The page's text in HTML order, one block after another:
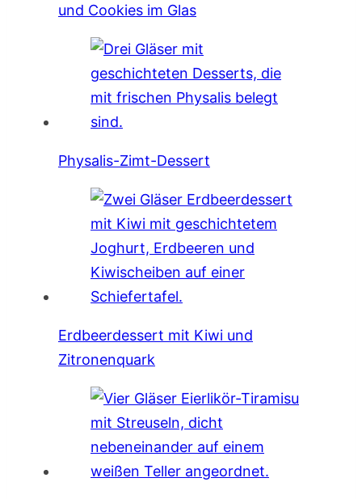
und Cookies im Glas
Physalis-Zimt-Dessert
Erdbeerdessert mit Kiwi und
Zitronenquark